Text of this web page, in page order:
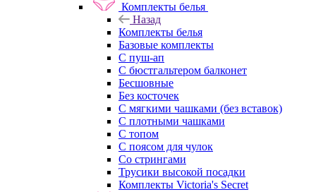
Комплекты белья
Назад
Комплекты белья
Базовые комплекты
С пуш-ап
С бюстгальтером балконет
Бесшовные
Без косточек
С мягкими чашками (без вставок)
С плотными чашками
С топом
С поясом для чулок
Со стрингами
Трусики высокой посадки
Комплекты Victoria's Secret